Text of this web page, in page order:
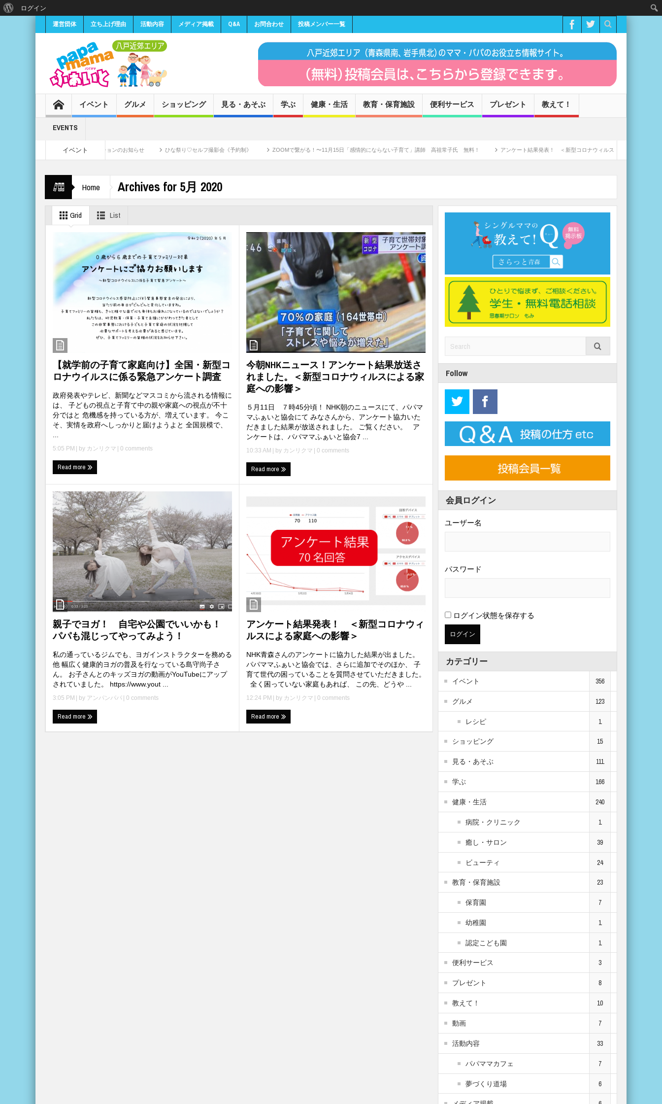
運営団体 立ち上げ理由 活動内容 メディア掲載 Q&A お問合わせ 投稿メンバー一覧
イベント グルメ ショッピング 見る・あそぶ 学ぶ 健康・生活 教育・保育施設 便利サービス プレゼント 教えて！
EVENTS
イベント
子CMモデル募集・オーディションのお知らせ ひな祭り♡セルフ撮影会《予約制》 ZOOMで繋がる！〜11月15日「感情的にならない子育て」講師 高祖常子氏 無料！ アンケート結果発表！ ＜新型コロナウィルスによる家庭への影響＞
Home Archives for 5月 2020
Grid List
【就学前の子育て家庭向け】全国・新型コ
ロナウイルスに係る緊急アンケート調査
政府発表やテレビ、新聞などマスコミから流される情報に
は、 子どもの視点と子育て中の親や家庭への視点が不十
分ではと 危機感を持っている方が、増えています。 今こ
そ、実情を政府へしっかりと届けようよと 全国規模で、
5:05 PM | by カンリクマ 0 comments
Read more
今朝NHKニュース！アンケート結果放送さ
れました。＜新型コロナウィルスによる家
庭への影響＞
５月11日 ７時45分頃！ NHK朝のニュースにて、パパマ
マふぁいと協会にて みなさんから、アンケート協力いた
だきました結果が放送されました。 ご覧ください。 ア
ンケートは、パパママふぁいと協会7 ...
10:33 AM | by カンリクマ 0 comments
Read more
親子でヨガ！ 自宅や公園でいいかも！
パパも混じってやってみよう！
私の通っているジムでも、ヨガインストラクターを務める
他 幅広く健康的ヨガの普及を行なっている島守尚子さ
ん。 お子さんとのキッズヨガの動画がYouTubeにアップ
されていました。 https://www.yout ...
3:05 PM | by アンパンパパ 0 comments
Read more
アンケート結果発表！ ＜新型コロナウィ
ルスによる家庭への影響＞
NHK青森さんのアンケートに協力した結果が出ました。
パパママふぁいと協会では、さらに追加でそのほか、 子
育て世代の困っていることを質問させていただきました。
全く困っていない家庭もあれば、 この先、どうや ...
12:24 PM | by カンリクマ 0 comments
Read more
Follow
会員ログイン
ユーザー名
パスワード
ログイン状態を保存する
カテゴリー
イベント 356
グルメ 123
レシピ 1
ショッピング 15
見る・あそぶ 111
学ぶ 166
健康・生活 240
病院・クリニック 1
癒し・サロン 39
ビューティ 24
教育・保育施設 23
保育園 7
幼稚園 1
認定こども園 1
便利サービス 3
プレゼント 8
教えて！ 10
動画 7
活動内容 33
パパママカフェ 7
夢づくり道場 6
ログイン